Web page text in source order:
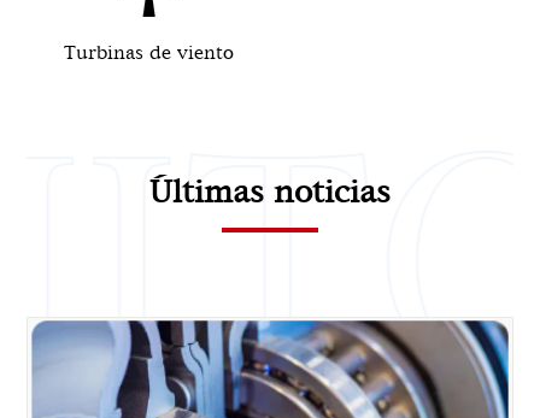
Turbinas de viento
Últimas noticias